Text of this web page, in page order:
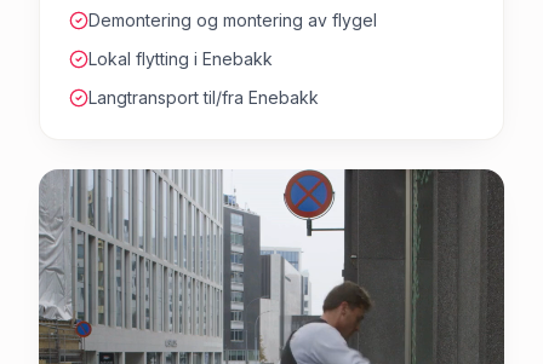
Demontering og montering av flygel
Lokal flytting i Enebakk
Langtransport til/fra Enebakk